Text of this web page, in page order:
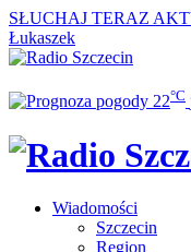
SŁUCHAJ TERAZ
Łukaszek
22°C
Wiadomości
Szczecin
Region